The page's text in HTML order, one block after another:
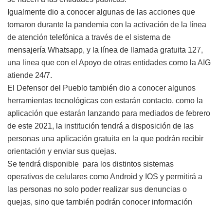
Igualmente dio a conocer algunas de las acciones que
tomaron durante la pandemia con la activación de la línea
de atención telefónica a través de el sistema de
mensajería Whatsapp, y la línea de llamada gratuita 127,
una linea que con el Apoyo de otras entidades como la AIG
atiende 24/7.
El Defensor del Pueblo también dio a conocer algunos
herramientas tecnológicas con estarán contacto, como la
aplicación que estarán lanzando para mediados de febrero
de este 2021, la institución tendrá a disposición de las
personas una aplicación gratuita en la que podrán recibir
orientación y enviar sus quejas.
Se tendrá disponible para los distintos sistemas
operativos de celulares como Android y IOS y permitirá a
las personas no solo poder realizar sus denuncias o
quejas, sino que también podrán conocer información